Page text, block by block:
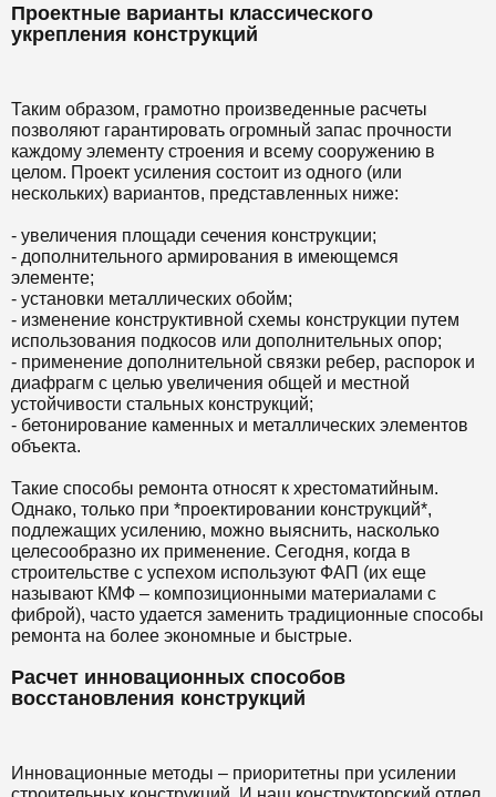
Проектные варианты классического
укрепления конструкций
Таким образом, грамотно произведенные расчеты
позволяют гарантировать огромный запас прочности
каждому элементу строения и всему сооружению в
целом. Проект усиления состоит из одного (или
нескольких) вариантов, представленных ниже:
- увеличения площади сечения конструкции;
- дополнительного армирования в имеющемся
элементе;
- установки металлических обойм;
- изменение конструктивной схемы конструкции путем
использования подкосов или дополнительных опор;
- применение дополнительной связки ребер, распорок и
диафрагм с целью увеличения общей и местной
устойчивости стальных конструкций;
- бетонирование каменных и металлических элементов
объекта.
Такие способы ремонта относят к хрестоматийным.
Однако, только при *проектировании конструкций*,
подлежащих усилению, можно выяснить, насколько
целесообразно их применение. Сегодня, когда в
строительстве с успехом используют ФАП (их еще
называют КМФ – композиционными материалами с
фиброй), часто удается заменить традиционные способы
ремонта на более экономные и быстрые.
Расчет инновационных способов
восстановления конструкций
Инновационные методы – приоритетны при усилении